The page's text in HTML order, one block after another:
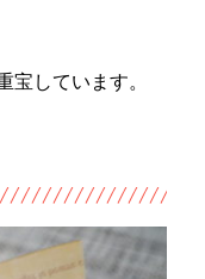
しています。